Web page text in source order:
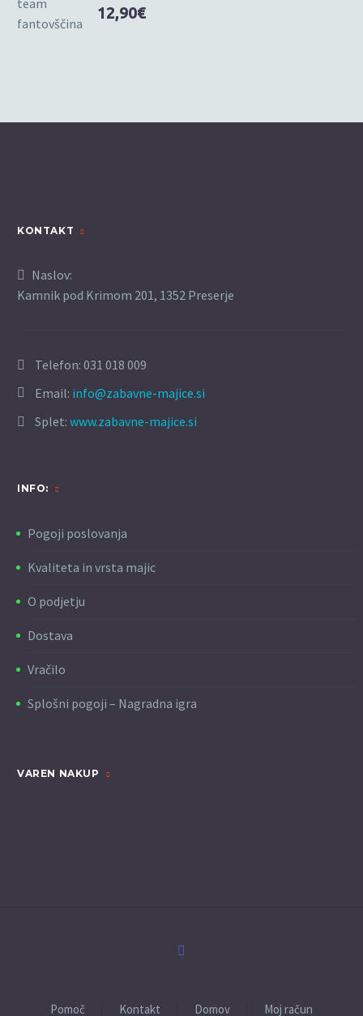
12,90€
KONTAKT
Naslov:
Kamnik pod Krimom 201, 1352 Preserje
Telefon: 031 018 009
Email: info@zabavne-majice.si
Splet: www.zabavne-majice.si
INFO:
Pogoji poslovanja
Kvaliteta in vrsta majic
O podjetju
Dostava
Vračilo
Splošni pogoji – Nagradna igra
VAREN NAKUP
Pomoč Kontakt Domov Moj račun